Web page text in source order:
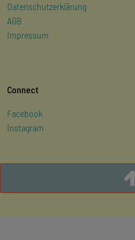
Datenschutzerklärung
AGB
Impressum
Connect
Facebook
Instagram